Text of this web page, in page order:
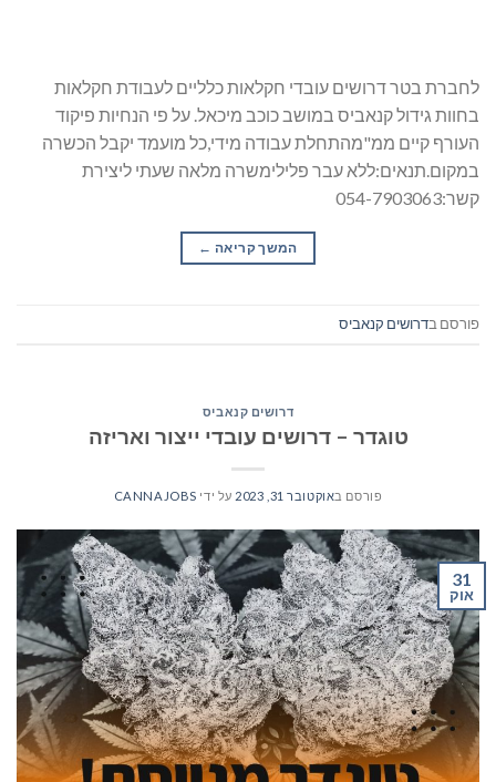
לחברת בטר דרושים עובדי חקלאות כלליים לעבודת חקלאות
בחוות גידול קנאביס במושב כוכב מיכאל. על פי הנחיות פיקוד
העורף קיים ממ"מהתחלת עבודה מידי,כל מועמד יקבל הכשרה
במקום.תנאים:ללא עבר פלילימשרה מלאה שעתי ליצירת
קשר:054-7903063
המשך קריאה →
פורסם בדרושים קנאביס
דרושים קנאביס
טוגדר – דרושים עובדי ייצור ואריזה
פורסם באוקטובר 31, 2023 על ידי CANNAJOBS
31
אוק